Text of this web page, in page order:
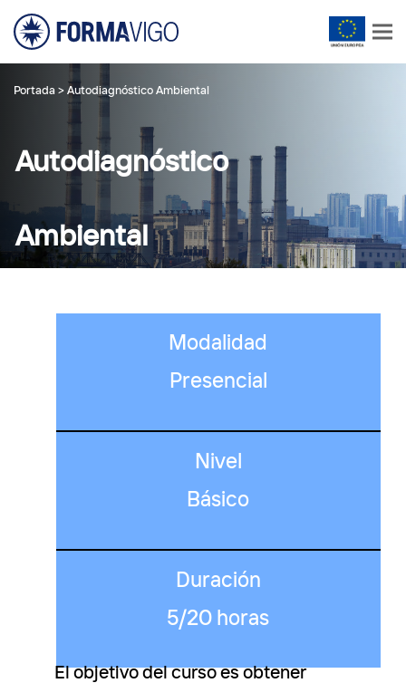
Portada > Autodiagnóstico Ambiental
Autodiagnóstico
Ambiental
Modalidad
Presencial
Nivel
Básico
Duración
5/20 horas
El objetivo del curso es obtener